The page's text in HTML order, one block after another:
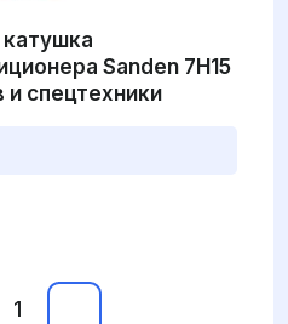
Sanden 7H15
и спецтехники